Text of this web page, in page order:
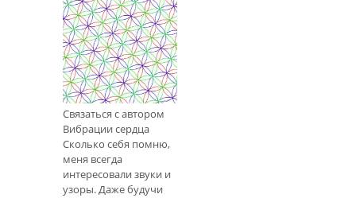
метода важно
придерживаться
показаний одной
карточки. Если вы
начнете
комбинировать
карты,
На какую частоту
вы настроены?
Связаться с автором
Вибрации сердца
Сколько себя помню,
меня всегда
интересовали звуки и
узоры. Даже будучи